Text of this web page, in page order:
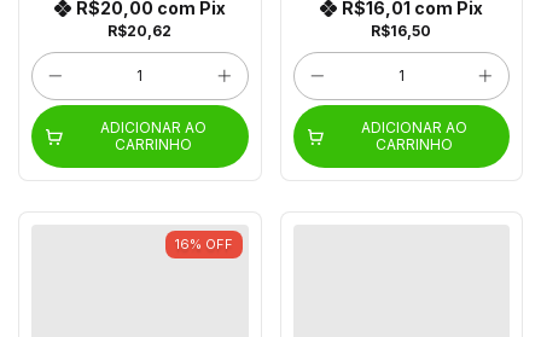
R$20,62
R$20,00 com Pix
ADICIONAR AO
CARRINHO
R$16,50
R$16,01 com Pix
ADICIONAR AO
CARRINHO
16% OFF